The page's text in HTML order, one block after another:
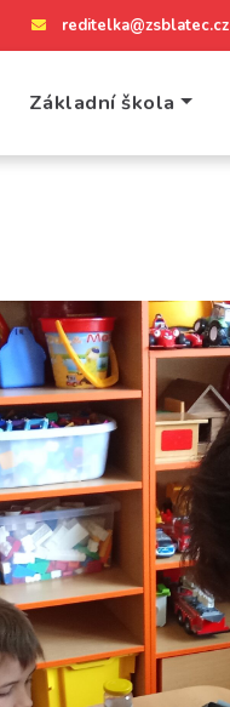
reditelka@zsblatec.cz
Základní škola